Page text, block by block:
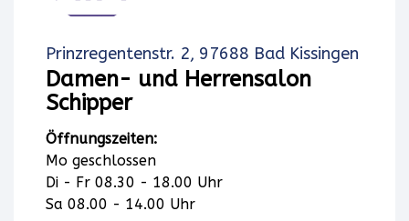
Prinzregentenstr. 2, 97688 Bad Kissingen
Damen- und Herrensalon
Schipper
Öffnungszeiten:
Mo geschlossen
Di - Fr 08.30 - 18.00 Uhr
Sa 08.00 - 14.00 Uhr